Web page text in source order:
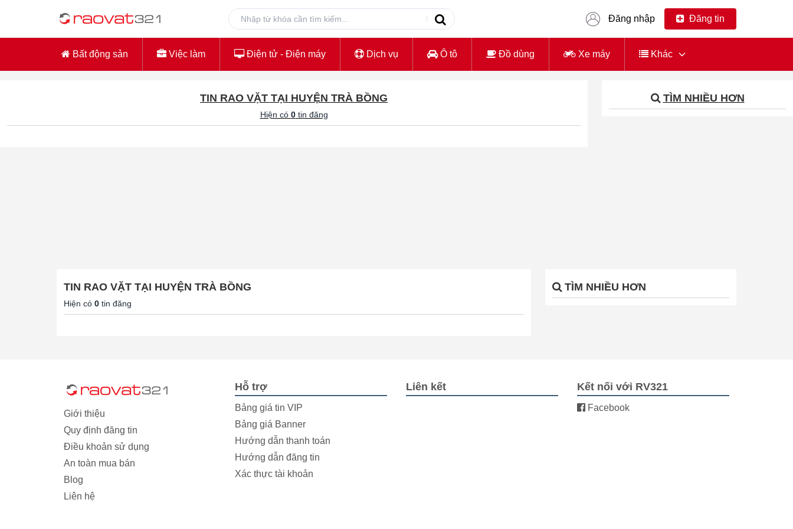
Đăng nhập Đăng tin
Bất động sản Việc làm Điện tử - Điện máy Dịch vụ Ô tô Đồ dùng Xe máy Khác
TIN RAO VẶT TẠI HUYỆN TRÀ BỒNG
Hiện có 0tin đăng
TÌM NHIỀU HƠN
TIN RAO VẶT TẠI HUYỆN TRÀ BỒNG
Hiện có 0 tin đăng
TÌM NHIỀU HƠN
Giới thiệu
Quy định đăng tin
Điều khoản sử dụng
An toàn mua bán
Blog
Liên hệ
Hỗ trợ
Bảng giá tin VIP
Bảng giá Banner
Hướng dẫn thanh toán
Hướng dẫn đăng tin
Xác thực tài khoản
Liên kết Kết nối với RV321
Facebook